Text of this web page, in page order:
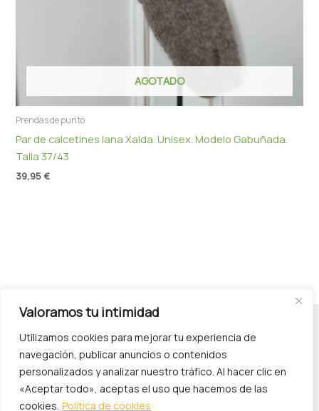
Valoramos tu intimidad
Utilizamos cookies para mejorar tu experiencia de
navegación, publicar anuncios o contenidos
personalizados y analizar nuestro tráfico. Al hacer clic en
«Aceptar todo», aceptas el uso que hacemos de las
cookies. Política de cookies
AGOTADO
Prendas de punto
Par de calcetines lana Xalda. Unisex. Modelo Gabuñada.
Talla 37/43
39,95 €